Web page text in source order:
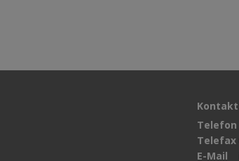
Kontakt
Telefon
Telefax
E-Mail